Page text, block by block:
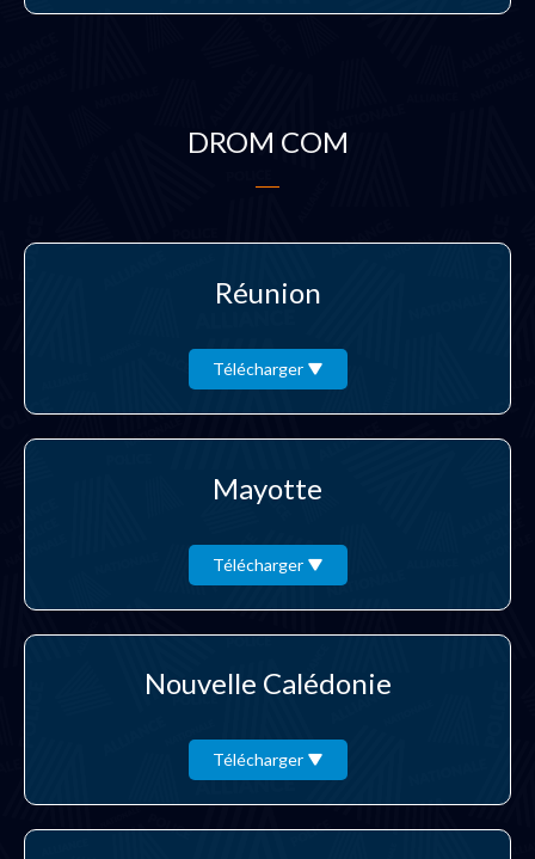
DROM COM
Réunion
Télécharger
Mayotte
Télécharger
Nouvelle Calédonie
Télécharger